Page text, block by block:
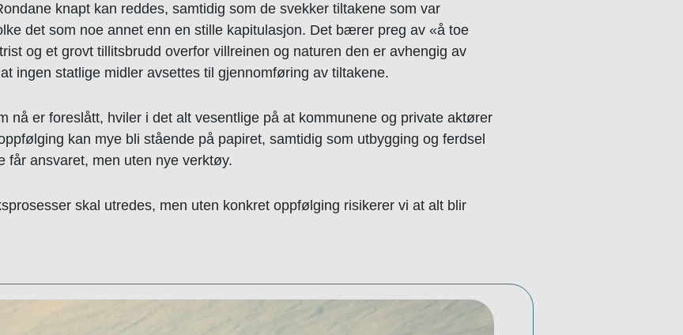
knapt kan reddes, samtidig som de svekker tiltakene som var
det som noe annet enn en stille kapitulasjon. Det bærer preg av «å toe
og et grovt tillitsbrudd overfor villreinen og naturen den er avhengig av
ingen statlige midler avsettes til gjennomføring av tiltakene.
nå er foreslått, hviler i det alt vesentlige på at kommunene og private aktører
kan mye bli stående på papiret, samtidig som utbygging og ferdsel
får ansvaret, men uten nye verktøy.
skal utredes, men uten konkret oppfølging risikerer vi at alt blir